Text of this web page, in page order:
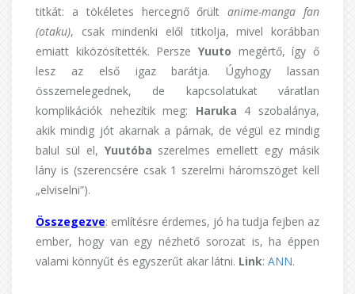
titkát: a tökéletes hercegnő őrültanime-manga fan
(otaku), csak mindenki elől titkolja, mivel korábban
emiatt kiközösítették. Persze Yuuto megértő, így ő
lesz az első igaz barátja. Úgyhogy lassan
összemelegednek, de kapcsolatukat váratlan
komplikációk nehezítik meg: Haruka 4 szobalánya,
akik mindig jót akarnak a párnak, de végül ez mindig
balul sül el, Yuutóba szerelmes emellett egy másik
lány is (szerencsére csak 1 szerelmi háromszöget kell
„elviselni”).
Összegezve: említésre érdemes, jó ha tudja fejben az
ember, hogy van egy nézhető sorozat is, ha éppen
valami könnyűt és egyszerűt akar látni. Link: ANN.